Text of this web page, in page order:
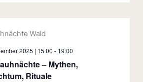
– Mythen,
Rituale
2025 | 15:00 - 19:00